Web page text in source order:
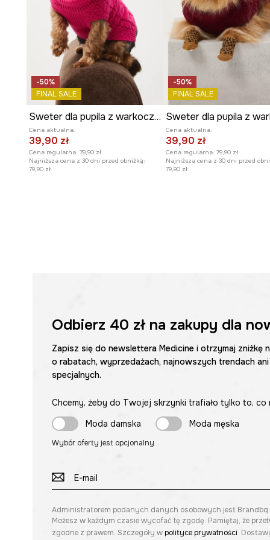
-50%
FINAL SALE
Sweter dla pupila z warkoczowym splotem
Cena aktualna:
39,90 zł
Cena regularna: 79,90 zł
Najniższa cena z 30 dni przed obniżką:
79,90 zł
-50%
FINAL SALE
Cena aktualna:
39,90 zł
Cena regularna: 79,90 zł
Najniższa cena z 30 dni przed
79,90 zł
Odbierz 40 złna zakupy dla
Zapisz się do newslettera Medicine i otrzymaj zniżkę
o rabatach, wyprzedażach, najnowszych trendach
specjalnych.
Chcemy, żeby do Twojej skrzynki trafiało tylko to,
Moda damska
Moda męska
Wybór oferty jest opcjonalny
Administratorem podanych danych osobowych jest Brandbq
Możesz w każdym czasie wycofać tę zgodę. Pamiętaj, że
zgodne z prawem. Szczegóły w polityce prywatności.